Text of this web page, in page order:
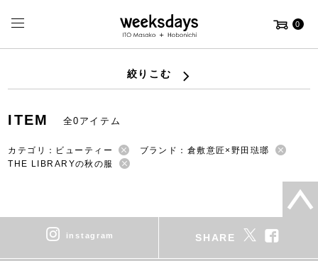
0
絞りこむ
ITEM 全0アイテム
カテゴリ：ビューティー
ブランド：倉敷意匠×野田琺瑯
THE LIBRARYの秋の服
instagram SHARE